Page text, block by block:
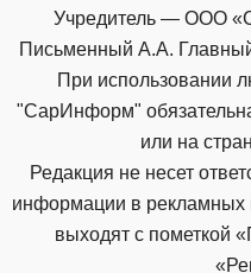
Учредитель — ООО
Письменный А.А.
При использовании
"СарИнформ"
или на
Редакция не несет
информации в рекламных
выходят с пометкой